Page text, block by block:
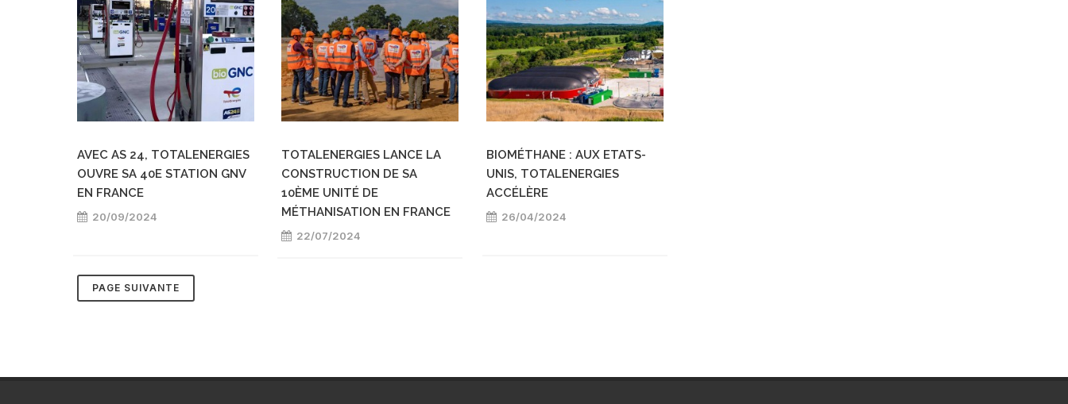
AVEC AS 24, TOTALENERGIES
OUVRE SA 40E STATION GNV
EN FRANCE
20/09/2024
TOTALENERGIES LANCE LA
CONSTRUCTION DE SA
10ÈME UNITÉ DE
MÉTHANISATION EN FRANCE
22/07/2024
BIOMÉTHANE : AUX ETATS-
UNIS, TOTALENERGIES
ACCÉLÈRE
26/04/2024